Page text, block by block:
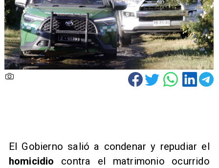
El Gobierno salió a condenar y repudiar el
homicidio contra el matrimonio ocurrido